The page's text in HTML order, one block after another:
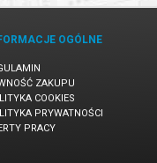
OGÓLNE
ZAKUPU
COOKIES
PRYWATNOŚCI
PRACY